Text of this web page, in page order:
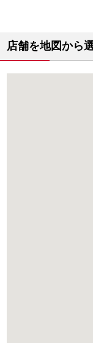
店舗を地図から